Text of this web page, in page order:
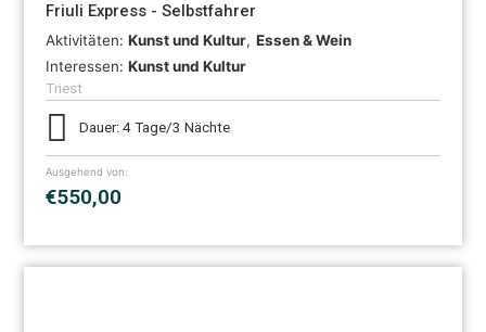
Friuli Express - Selbstfahrer
Aktivitäten:Kunst und Kultur, Essen & Wein
Interessen:Kunst und Kultur
Triest
Dauer: 4 Tage/3 Nächte
Ausgehend von:
€550,00